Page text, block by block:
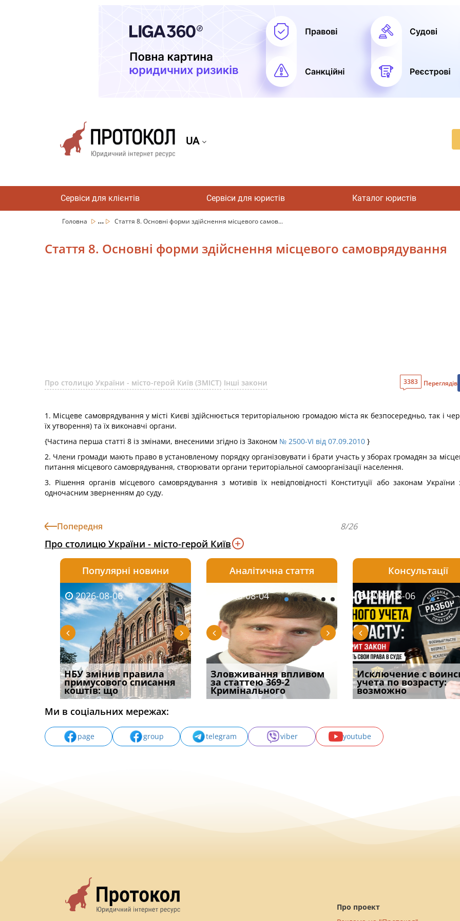
UA
Сервіси для клієнтів Сервіси для юристів Каталог юристів
Головна ... Стаття 8. Основні форми здійснення місцевого самов...
Стаття 8. Основні форми здійснення місцевого самоврядування
Про столицю України - місто-герой Київ (ЗМІСТ) Інші закони 3383 Переглядів
1. Місцеве самоврядування у місті Києві здійснюється територіальною громадою міста як безпосередньо, так і
їх утворення) та їх виконавчі органи.
{Частина перша статті 8 із змінами, внесеними згідно із Законом № 2500-VI від 07.09.2010 }
2. Члени громади мають право в установленому порядку організовувати і брати участь у зборах громадян за
питання місцевого самоврядування, створювати органи територіальної самоорганізації населення.
3. Рішення органів місцевого самоврядування з мотивів їх невідповідності Конституції або законам
одночасним зверненням до суду.
Попередня 8/26
Про столицю України - місто-герой Київ
Популярні новини
2026-08-06
НБУ змінив правила
примусового списання
коштів: що
2026-08-06
Якщо суд встановив для
відшкодування шкоди
наявніс
2026-08-06
Документи, на яких не
проставляється
апостиль: пер
Аналітична стаття
2026-08-03
Водії можуть отримати
компенсацію за
незаконні дії
2026-08-04
Зловживання впливом
за статтею 369-2
Кримінального
2026-08-04
Переоформлення
відстрочки за іншою
підставою: нов
Консультації
2026-08-05
Особливості захисту у
кримінальному
провадженні: я
2026-08-06
Исключение с
учета по возрасту:
возможно
2026-07-30
Восьмий ААС
підтвердив, що
може скас
Ми в соціальних мережах:
page group telegram viber youtube
Про проект